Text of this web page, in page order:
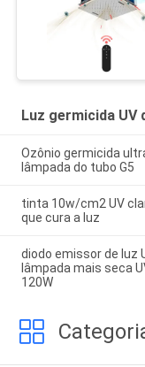
Luz germicida UV
Ozônio germicida
lâmpada do tubo G5
tinta 10w/cm2 UV
que cura a luz
diodo emissor de luz
lâmpada mais seca
120W